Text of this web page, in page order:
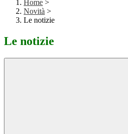
Home >
Novità >
Le notizie
Le notizie